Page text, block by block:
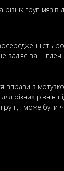
груп мязів
задіяє ваші
з
різних рівнів
групі, і може